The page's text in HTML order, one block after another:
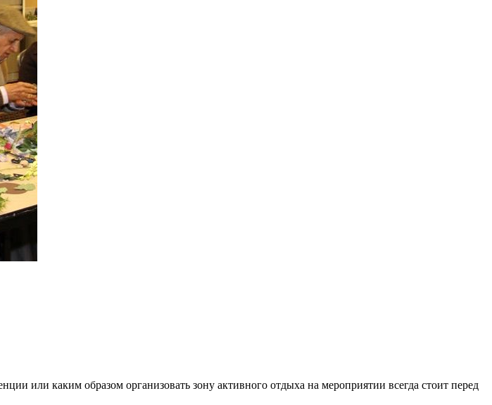
или каким образом организовать зону активного отдыха на мероприятии всегда стоит перед